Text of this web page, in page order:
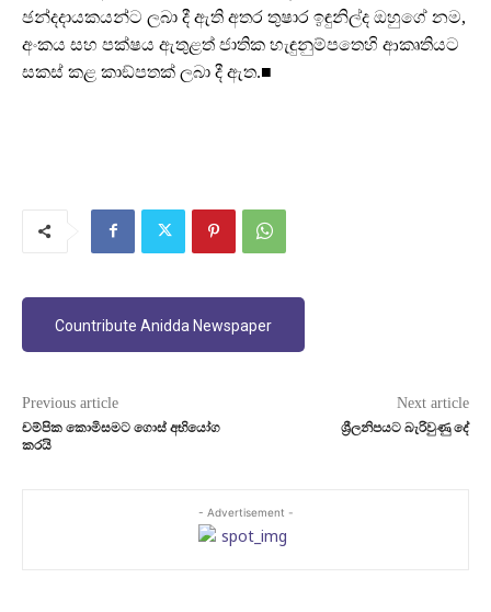
ඡන්දදායකයන්ට ලබා දී ඇති අතර තුෂාර ඉඳුනිල්ද ඔහුගේ නම,
අංකය සහ පක්ෂය ඇතුළත් ජාතික හැඳුනුම්පතෙහි ආකෘතියට
සකස් කළ කාඞ්පතක් ලබා දී ඇත.■
Countribute Anidda Newspaper
Previous article
චම්පික කොමිසමට ගොස් අභියෝග
කරයි
Next article
ශ්‍රීලනිපයට බැරිවුණු දේ
- Advertisement -